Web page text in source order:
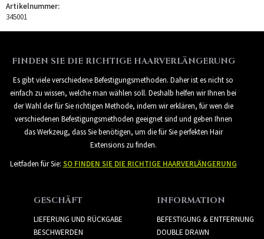
Artikelnummer:
345001
FINDEN SIE DIE RICHTIGE HAARVERLÄNGERUNG
Es gibt viele verschiedene Befestigungsmethoden. Daher ist es nicht so
einfach zu wissen, welche man wählen soll. Deshalb helfen wir Ihnen bei
der Wahl der für Sie richtigen Methode, indem wir erklären, für wen die
verschiedenen Befestigungsmethoden geeignet sind und geben Ihnen
das Werkzeug, dass Sie benötigen, um die für Sie perfekten Hair
Extensions zu finden.
Leitfaden für Sie: SO FINDEN SIE DIE RICHTIGE HAARVERLÄNGERUNG
GESCHÄFT
LIEFERUNG UND RÜCKGABE
BESCHWERDEN
INFORMATION
BEFESTIGUNG & ENTFERNUNG
DOUBLE DRAWN